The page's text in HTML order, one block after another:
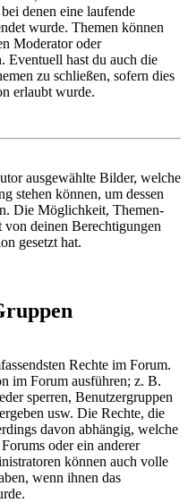
denen eine laufende
wurde. Themen können
Moderator oder
Eventuell hast du auch die
zu schließen, sofern dies
erlaubt wurde.
ausgewählte Bilder, welche
stehen können, um dessen
Die Möglichkeit, Themen-
deinen Berechtigungen
gesetzt hat.
Rechte im Forum.
im Forum ausführen; z. B.
sperren, Benutzergruppen
usw. Die Rechte, die
davon abhängig, welche
oder ein anderer
können auch volle
wenn ihnen das